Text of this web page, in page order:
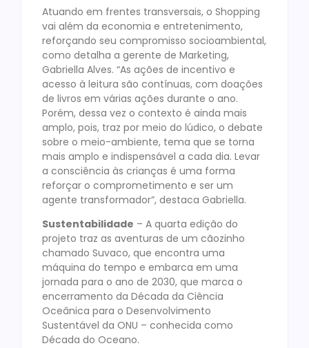
Atuando em frentes transversais, o Shopping
vai além da economia e entretenimento,
reforçando seu compromisso socioambiental,
como detalha a gerente de Marketing,
Gabriella Alves. “As ações de incentivo e
acesso à leitura são contínuas, com doações
de livros em várias ações durante o ano.
Porém, dessa vez o contexto é ainda mais
amplo, pois, traz por meio do lúdico, o debate
sobre o meio-ambiente, tema que se torna
mais amplo e indispensável a cada dia. Levar
a consciência às crianças é uma forma
reforçar o comprometimento e ser um
agente transformador”, destaca Gabriella.
Sustentabilidade – A quarta edição do
projeto traz as aventuras de um cãozinho
chamado Suvaco, que encontra uma
máquina do tempo e embarca em uma
jornada para o ano de 2030, que marca o
encerramento da Década da Ciência
Oceânica para o Desenvolvimento
Sustentável da ONU – conhecida como
Década do Oceano.